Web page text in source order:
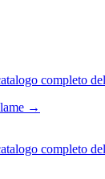
completo
→
completo